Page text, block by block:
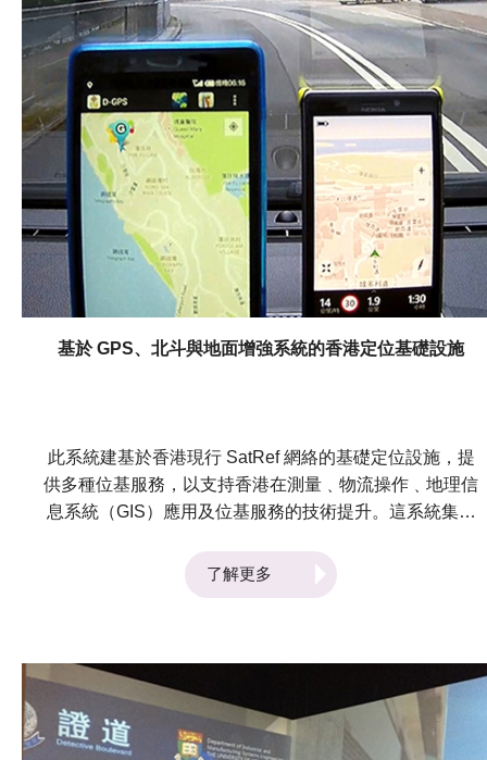
基於 GPS、北斗與地面增強系統的香港定位基礎設施
此系統建基於香港現行 SatRef 網絡的基礎定位設施，提
供多種位基服務，以支持香港在測量﹑物流操作﹑地理信
息系統（GIS）應用及位基服務的技術提升。這系統集成
現，實現更可靠的實時動態(RTK)定位達至精準度1厘米
作測量和工程應用。它亦可在香港實施 GNSS 高程模式
和車輛的定位及導航服務，並達至米級的準確度 (2 ~ 3
了解更多